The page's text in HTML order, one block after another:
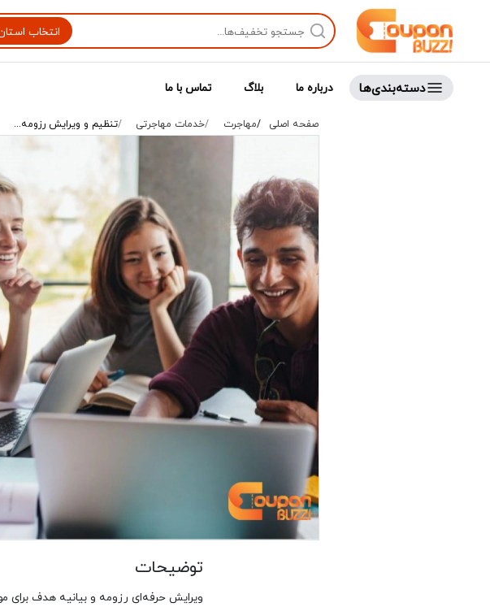
انتخاب
دسته‌بندی‌ها درباره ما بلاگ تماس با ما
صفحه اصلی مهاجرت خدمات مهاجرتی تنظیم و ویرایش رزومه...
توضیحات
ویرایش حرفه‌ای رزومه و بیانیه هدف برای